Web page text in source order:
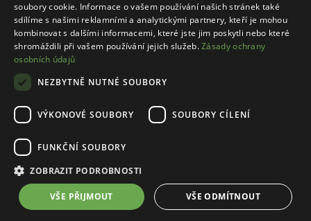
Rady
© Wojas 2026
Pravidla e-shopu
Zásady ochrany osobních údajů
soubory cookie. Informace o vašem používání našich stránek také
sdílíme s našimi reklamními a analytickými partnery, kteří je mohou
kombinovat s dalšími informacemi, které jste jim poskytli nebo které
shromáždili při vašem používání jejich služeb.Zásady ochrany
osobních údajů
NEZBYTNĚ NUTNÉ SOUBORY
VÝKONOVÉ SOUBORY SOUBORY CÍLENÍ
FUNKČNÍ SOUBORY
ZOBRAZIT PODROBNOSTI
VŠE PŘIJMOUT VŠE ODMÍTNOUT